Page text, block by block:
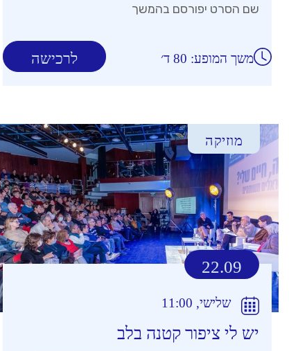
שם הסרט יפורסם בהמשך
לרכישה משך המופע: 80 ד׳
מוזיקה
22.09
שלישי, 11:00
יש לי ציפור קטנה בלב